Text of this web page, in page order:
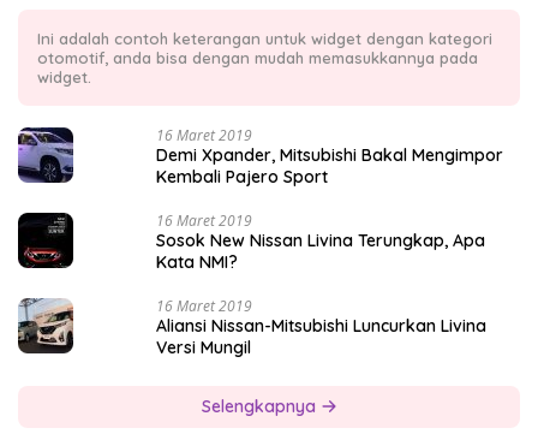
Ini adalah contoh keterangan untuk widget dengan kategori
otomotif, anda bisa dengan mudah memasukkannya pada
widget.
16 Maret 2019
Demi Xpander, Mitsubishi Bakal Mengimpor
Kembali Pajero Sport
16 Maret 2019
Sosok New Nissan Livina Terungkap, Apa
Kata NMI?
16 Maret 2019
Aliansi Nissan-Mitsubishi Luncurkan Livina
Versi Mungil
Selengkapnya